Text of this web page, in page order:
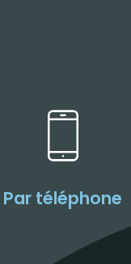
Par téléphone